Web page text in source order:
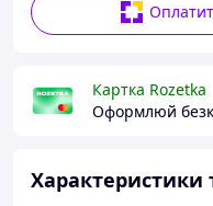
Картка Rozetka
Оформлюй
Характеристики